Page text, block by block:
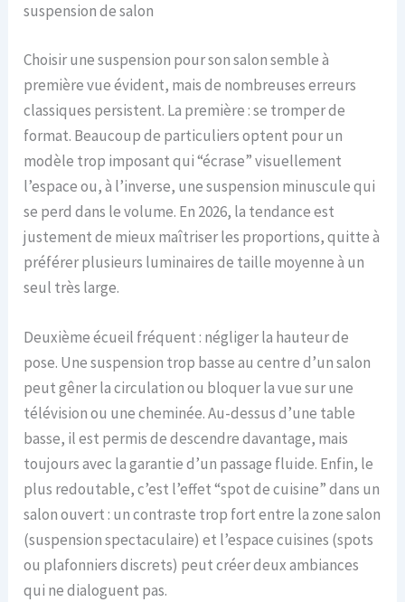
suspension de salon
Choisir une suspension pour son salon semble à
première vue évident, mais de nombreuses erreurs
classiques persistent. La première : se tromper de
format. Beaucoup de particuliers optent pour un
modèle trop imposant qui “écrase” visuellement
l’espace ou, à l’inverse, une suspension minuscule qui
se perd dans le volume. En 2026, la tendance est
justement de mieux maîtriser les proportions, quitte à
préférer plusieurs luminaires de taille moyenne à un
seul très large.
Deuxième écueil fréquent : négliger la hauteur de
pose. Une suspension trop basse au centre d’un salon
peut gêner la circulation ou bloquer la vue sur une
télévision ou une cheminée. Au-dessus d’une table
basse, il est permis de descendre davantage, mais
toujours avec la garantie d’un passage fluide. Enfin, le
plus redoutable, c’est l’effet “spot de cuisine” dans un
salon ouvert : un contraste trop fort entre la zone salon
(suspension spectaculaire) et l’espace cuisines (spots
ou plafonniers discrets) peut créer deux ambiances
qui ne dialoguent pas.